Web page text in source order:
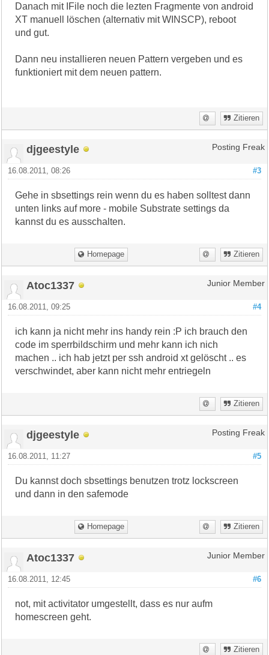
Danach mit IFile noch die lezten Fragmente von android
XT manuell löschen (alternativ mit WINSCP), reboot
und gut.
Dann neu installieren neuen Pattern vergeben und es
funktioniert mit dem neuen pattern.
Zitieren
djgeestyle Posting Freak
#3
16.08.2011, 08:26
Gehe in sbsettings rein wenn du es haben solltest dann
unten links auf more - mobile Substrate settings da
kannst du es ausschalten.
Homepage Zitieren
Atoc1337 Junior Member
#4
16.08.2011, 09:25
ich kann ja nicht mehr ins handy rein :P ich brauch den
code im sperrbildschirm und mehr kann ich nich
machen .. ich hab jetzt per ssh android xt gelöscht .. es
verschwindet, aber kann nicht mehr entriegeln
Zitieren
djgeestyle Posting Freak
#5
16.08.2011, 11:27
Du kannst doch sbsettings benutzen trotz lockscreen
und dann in den safemode
Homepage Zitieren
Atoc1337 Junior Member
#6
16.08.2011, 12:45
not, mit activitator umgestellt, dass es nur aufm
homescreen geht.
Zitieren